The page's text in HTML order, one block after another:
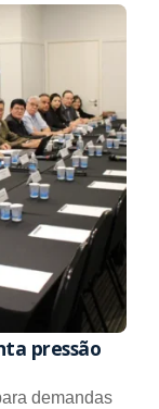
pressão
demandas